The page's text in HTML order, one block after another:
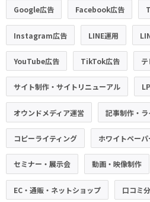
Google広告 Facebook広告
Instagram広告 LINE運用
YouTube広告 TikTok広告
サイト制作・サイトリニューアル
オウンドメディア運営 記事制作・
コピーライティング ホワイトペー
セミナー・展示会 動画・映像制作
EC・通販・ネットショップ 口コミ